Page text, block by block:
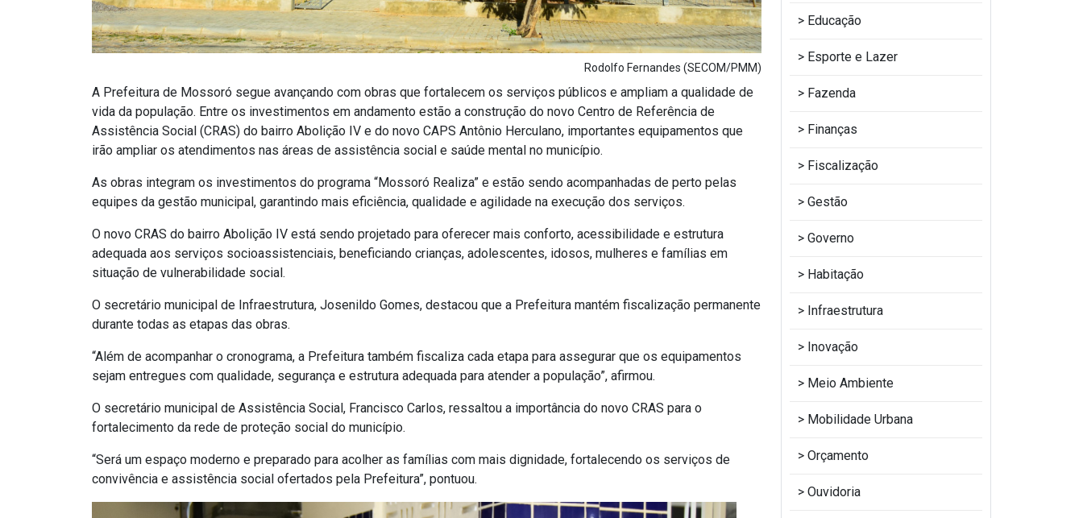
Rodolfo Fernandes (SECOM/PMM)
A Prefeitura de Mossoró segue avançando com obras que fortalecem os serviços públicos e ampliam a qualidade de
vida da população. Entre os investimentos em andamento estão a construção do novo Centro de Referência de
Assistência Social (CRAS) do bairro Abolição IV e do novo CAPS Antônio Herculano, importantes equipamentos que
irão ampliar os atendimentos nas áreas de assistência social e saúde mental no município.
As obras integram os investimentos do programa “Mossoró Realiza” e estão sendo acompanhadas de perto pelas
equipes da gestão municipal, garantindo mais eficiência, qualidade e agilidade na execução dos serviços.
O novo CRAS do bairro Abolição IV está sendo projetado para oferecer mais conforto, acessibilidade e estrutura
adequada aos serviços socioassistenciais, beneficiando crianças, adolescentes, idosos, mulheres e famílias em
situação de vulnerabilidade social.
O secretário municipal de Infraestrutura, Josenildo Gomes, destacou que a Prefeitura mantém fiscalização permanente
durante todas as etapas das obras.
“Além de acompanhar o cronograma, a Prefeitura também fiscaliza cada etapa para assegurar que os equipamentos
sejam entregues com qualidade, segurança e estrutura adequada para atender a população”, afirmou.
O secretário municipal de Assistência Social, Francisco Carlos, ressaltou a importância do novo CRAS para o
fortalecimento da rede de proteção social do município.
“Será um espaço moderno e preparado para acolher as famílias com mais dignidade, fortalecendo os serviços de
convivência e assistência social ofertados pela Prefeitura”, pontuou.
Educação
Esporte e Lazer
Fazenda
Finanças
Fiscalização
Gestão
Governo
Habitação
Infraestrutura
Inovação
Meio Ambiente
Mobilidade Urbana
Orçamento
Ouvidoria